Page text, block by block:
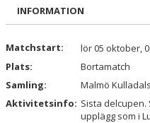
BILDGALLERI
KONTAKT
GÄSTBOK
INFORMATION
Matchstart:
lör 05 oktober,
Plats:
Bortamatch
Samling:
Malmö
Aktivitetsinfo: Sista delcupen.
upplägg som i